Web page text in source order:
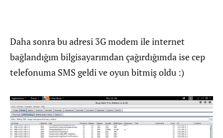
Daha sonra bu adresi 3G modem ile internet
bağlandığım bilgisayarımdan çağırdığımda ise cep
telefonuma SMS geldi ve oyun bitmiş oldu :)